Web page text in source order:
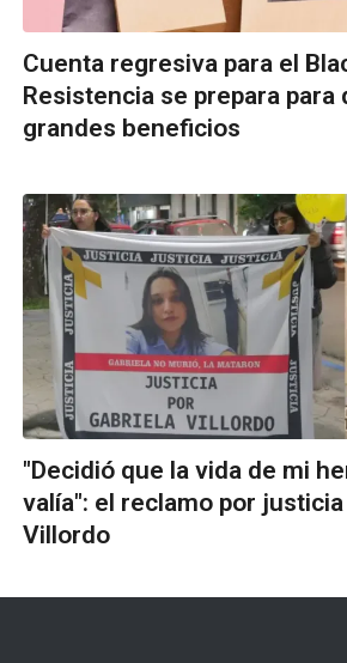
Cuenta regresiva para el
Resistencia se prepara para
grandes beneficios
"Decidió que la vida de mi
valía": el reclamo por
Villordo